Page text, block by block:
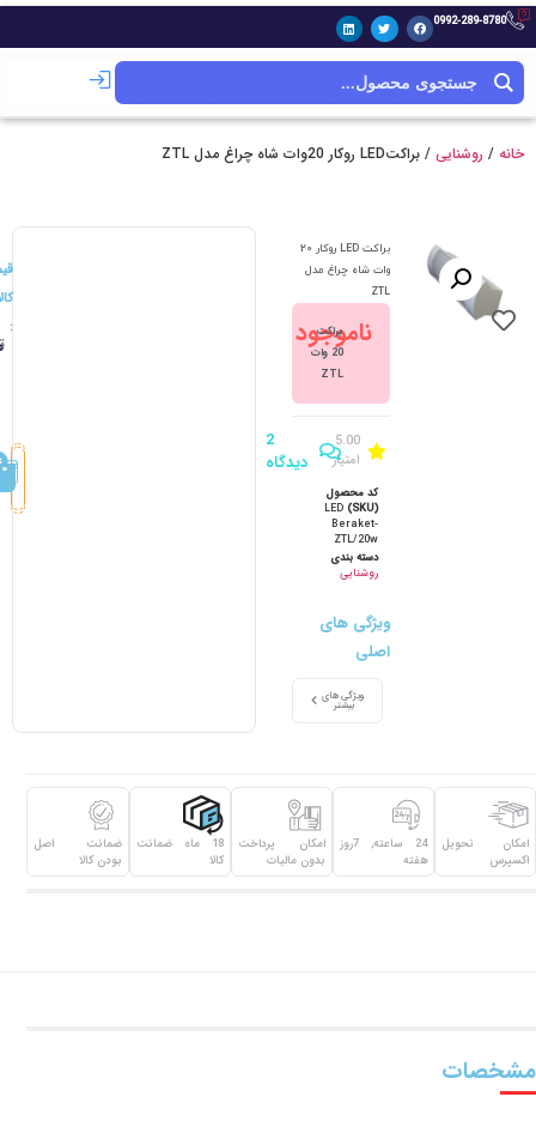
0992-289-8780
خانه / روشنایی / براکتLED روکار 20وات شاه چراغ مدل ZTL
براکت LED روکار 20
وات شاه چراغ مدل
ZTL
ناموجود
براکت
20 وات
ZTL
5.00
امتیاز
2
دیدگاه
کد محصول
(SKU)
LED
Beraket-
ZTL/20w
دسته بندی
روشنایی
ویژگی های
اصلی
ویژگی های
بیشتر
:
امکان تحویل
اکسپرس
24 ساعته, 7روز
هفته
امکان پرداخت
بدون مالیات
18 ماه ضمانت
کالا
ضمانت اصل
بودن کالا
مشخصات